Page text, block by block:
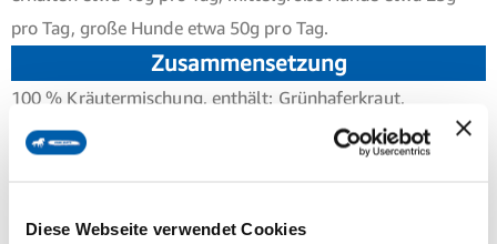
Diese Webseite verwendet Cookies
pro Tag, große Hunde etwa 50g pro Tag.
Zusammensetzung
100 % Kräutermischung, enthält: Grünhaferkraut,
Ringelblumenblütenkelche, Brennnessel, Goldrute,
Heidekraut, Tausendgüldenkraut, Wegwarte,